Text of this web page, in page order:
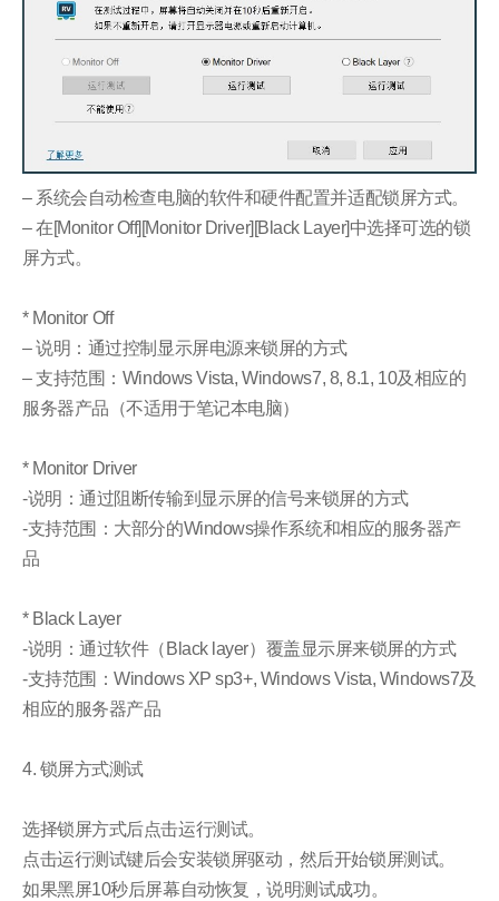
– 系统会自动检查电脑的软件和硬件配置并适配锁屏方式。
– 在[Monitor Off][Monitor Driver][Black Layer]中选择可选的锁
屏方式。
* Monitor Off
– 说明：通过控制显示屏电源来锁屏的方式
– 支持范围：Windows Vista, Windows7, 8, 8.1, 10及相应的
服务器产品（不适用于笔记本电脑）
* Monitor Driver
-说明：通过阻断传输到显示屏的信号来锁屏的方式
-支持范围：大部分的Windows操作系统和相应的服务器产
品
* Black Layer
-说明：通过软件（Black layer）覆盖显示屏来锁屏的方式
-支持范围：Windows XP sp3+, Windows Vista, Windows7及
相应的服务器产品
4. 锁屏方式测试
选择锁屏方式后点击运行测试。
点击运行测试键后会安装锁屏驱动，然后开始锁屏测试。
如果黑屏10秒后屏幕自动恢复，说明测试成功。